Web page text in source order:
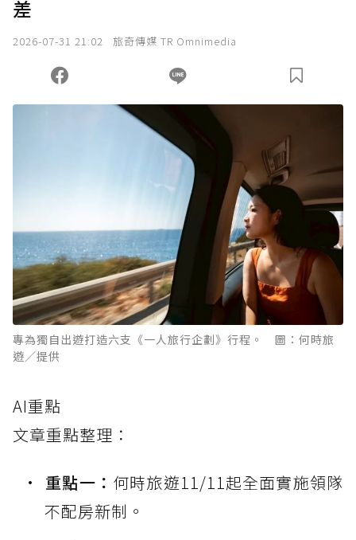
差
2026-07-31 21:02 旅奇傳媒 TR Omnimedia
專為獨自出遊打造六支《一人旅行企劃》行程。 圖：何時旅
遊／提供
AI重點
文章重點整理：
重點一： 何時旅遊11/11起全面實施領隊
不配房新制。